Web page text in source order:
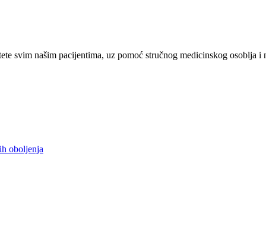
svim našim pacijentima, uz pomoć stručnog medicinskog osoblja i
oboljenja